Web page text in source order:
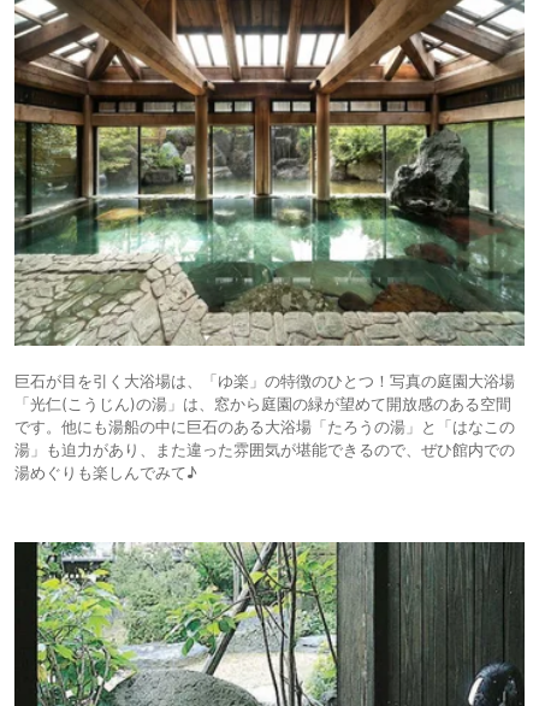
巨石が目を引く大浴場は、「ゆ楽」の特徴のひとつ！写真の庭園大浴場
「光仁(こうじん)の湯」は、窓から庭園の緑が望めて開放感のある空間
です。他にも湯船の中に巨石のある大浴場「たろうの湯」と「はなこの
湯」も迫力があり、また違った雰囲気が堪能できるので、ぜひ館内での
湯めぐりも楽しんでみて♪